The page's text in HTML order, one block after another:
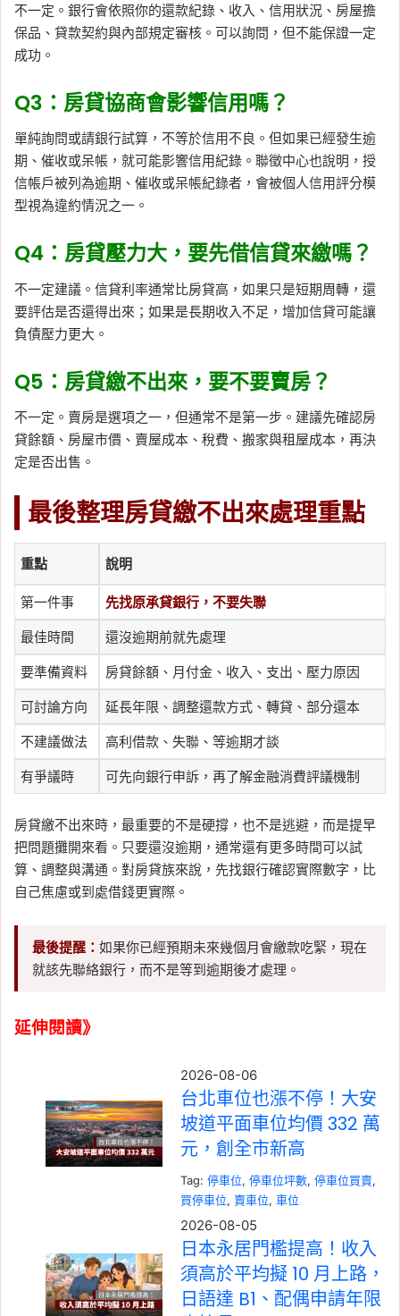
不一定。銀行會依照你的還款紀錄、收入、信用狀況、房屋擔
保品、貸款契約與內部規定審核。可以詢問，但不能保證一定
成功。
Q3：房貸協商會影響信用嗎？
單純詢問或請銀行試算，不等於信用不良。但如果已經發生逾
期、催收或呆帳，就可能影響信用紀錄。聯徵中心也說明，授
信帳戶被列為逾期、催收或呆帳紀錄者，會被個人信用評分模
型視為違約情況之一。
Q4：房貸壓力大，要先借信貸來繳嗎？
不一定建議。信貸利率通常比房貸高，如果只是短期周轉，還
要評估是否還得出來；如果是長期收入不足，增加信貸可能讓
負債壓力更大。
Q5：房貸繳不出來，要不要賣房？
不一定。賣房是選項之一，但通常不是第一步。建議先確認房
貸餘額、房屋市價、賣屋成本、稅費、搬家與租屋成本，再決
定是否出售。
最後整理房貸繳不出來處理重點
重點 說明
第一件事 先找原承貸銀行，不要失聯
最佳時間 還沒逾期前就先處理
要準備資料 房貸餘額、月付金、收入、支出、壓力原因
可討論方向 延長年限、調整還款方式、轉貸、部分還本
不建議做法 高利借款、失聯、等逾期才談
有爭議時 可先向銀行申訴，再了解金融消費評議機制
房貸繳不出來時，最重要的不是硬撐，也不是逃避，而是提早
把問題攤開來看。只要還沒逾期，通常還有更多時間可以試
算、調整與溝通。對房貸族來說，先找銀行確認實際數字，比
自己焦慮或到處借錢更實際。
最後提醒： 如果你已經預期未來幾個月會繳款吃緊，現在
就該先聯絡銀行，而不是等到逾期後才處理。
延伸閱讀》
2026-08-06
台北車位也漲不停！大安
坡道平面車位均價 332 萬
元，創全市新高
Tag:停車位, 停車位坪數, 停車位買賣
買停車位, 賣車位, 車位
2026-08-05
日本永居門檻提高！收入
須高於平均擬 10 月上路，
日語達 B1、配偶申請年限